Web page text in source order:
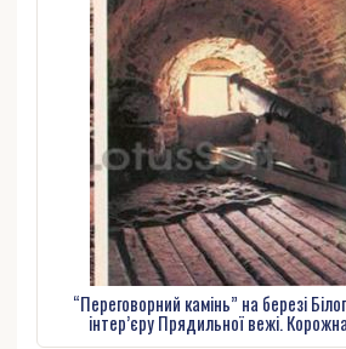
“Переговорний камінь” на березі
інтер’єру Прядильної вежі.